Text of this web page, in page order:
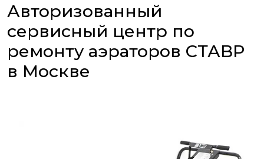
Авторизованный
сервисный центр по
ремонту аэраторов СТАВР
в Москве